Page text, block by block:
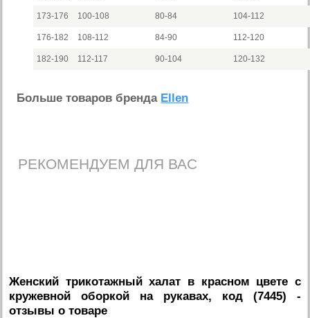
173-176 100-108 80-84 104-112
176-182 108-112 84-90 112-120
182-190 112-117 90-104 120-132
Больше товаров бренда Ellen
РЕКОМЕНДУЕМ ДЛЯ ВАС
Женский трикотажный халат в красном цвете с
кружевной оборкой на рукавах, код (7445) -
отзывы о товаре